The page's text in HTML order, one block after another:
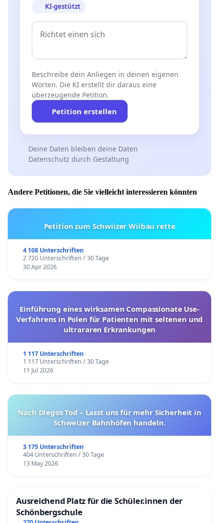
KI-gestützt
Beschreibe dein Anliegen in deinen eigenen
Worten. Die KI erstellt dir daraus eine
überzeugende Petition.
Petition erstellen
Deine Daten bleiben deine Daten
Datenschutz durch Gestaltung
Andere Petitionen, die Sie vielleicht interessieren könnten
Petition zum Schwiizer Wiibau rette
4 108 Unterschriften
2 720 Unterschriften / 30 Tage
30 Apr 2026
Einführung eines wirksamen Compassionate Use-
Verfahrens in Polen für Patienten mit seltenen und
ultrararen Erkrankungen
1 117 Unterschriften
1 117 Unterschriften / 30 Tage
11 Jul 2026
Nach Diegos Tod – Lasst uns für mehr Sicherheit in
Schweizer Bahnhöfen handeln.
3 175 Unterschriften
404 Unterschriften / 30 Tage
13 May 2026
Ausreichend Platz für die Schüler.innen der
Schönbergschule